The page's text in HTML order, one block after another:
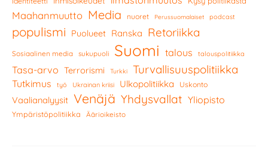
Maahanmuutto Media nuoret Perussuomalaiset podcast
populismi Puolueet Ranska Retoriikka
Sosiaalinen media sukupuoli Suomi talous talouspolitiikka
Tasa-arvo Terrorismi Turkki Turvallisuuspolitiikka
Tutkimus työ Ukrainan kriisi Ulkopolitiikka Uskonto
Vaalianalyysit Venäjä Yhdysvallat Yliopisto
Ympäristöpolitiikka Äärioikeisto